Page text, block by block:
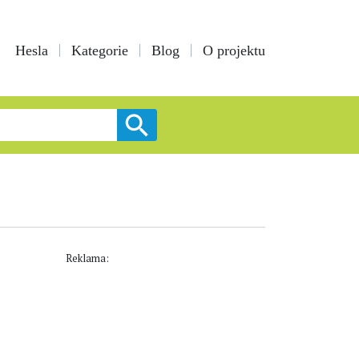
Hesla Kategorie Blog O projektu
Reklama: